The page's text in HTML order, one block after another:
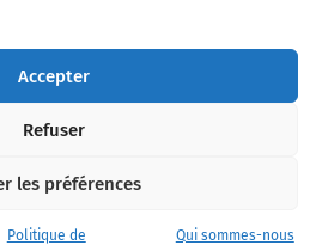
Accepter
Refuser
les préférences
Politique de Qui sommes-nous
commerciale, l'aviation d'affaires, les
le financement et la location d'aéronefs
et l'industrie spatiale. Toute reproduction,
spécifique du Journal de l’Aviation.